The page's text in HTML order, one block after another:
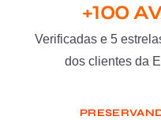
+100
Verificadas e 5
dos clientes da